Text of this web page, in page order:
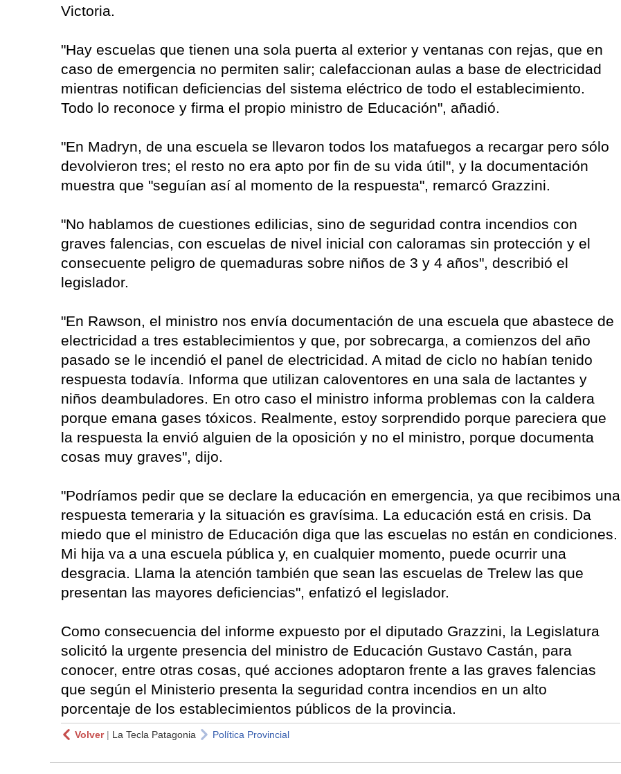
Victoria.
"Hay escuelas que tienen una sola puerta al exterior y ventanas con rejas, que en
caso de emergencia no permiten salir; calefaccionan aulas a base de electricidad
mientras notifican deficiencias del sistema eléctrico de todo el establecimiento.
Todo lo reconoce y firma el propio ministro de Educación", añadió.
"En Madryn, de una escuela se llevaron todos los matafuegos a recargar pero sólo
devolvieron tres; el resto no era apto por fin de su vida útil", y la documentación
muestra que "seguían así al momento de la respuesta", remarcó Grazzini.
"No hablamos de cuestiones edilicias, sino de seguridad contra incendios con
graves falencias, con escuelas de nivel inicial con caloramas sin protección y el
consecuente peligro de quemaduras sobre niños de 3 y 4 años", describió el
legislador.
"En Rawson, el ministro nos envía documentación de una escuela que abastece de
electricidad a tres establecimientos y que, por sobrecarga, a comienzos del año
pasado se le incendió el panel de electricidad. A mitad de ciclo no habían tenido
respuesta todavía. Informa que utilizan caloventores en una sala de lactantes y
niños deambuladores. En otro caso el ministro informa problemas con la caldera
porque emana gases tóxicos. Realmente, estoy sorprendido porque pareciera que
la respuesta la envió alguien de la oposición y no el ministro, porque documenta
cosas muy graves", dijo.
"Podríamos pedir que se declare la educación en emergencia, ya que recibimos una
respuesta temeraria y la situación es gravísima. La educación está en crisis. Da
miedo que el ministro de Educación diga que las escuelas no están en condiciones.
Mi hija va a una escuela pública y, en cualquier momento, puede ocurrir una
desgracia. Llama la atención también que sean las escuelas de Trelew las que
presentan las mayores deficiencias", enfatizó el legislador.
Como consecuencia del informe expuesto por el diputado Grazzini, la Legislatura
solicitó la urgente presencia del ministro de Educación Gustavo Castán, para
conocer, entre otras cosas, qué acciones adoptaron frente a las graves falencias
que según el Ministerio presenta la seguridad contra incendios en un alto
porcentaje de los establecimientos públicos de la provincia.
Volver| La Tecla Patagonia Política Provincial